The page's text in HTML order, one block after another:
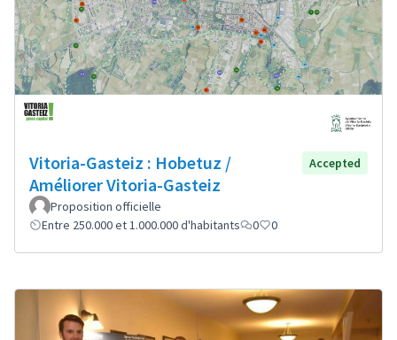
Vitoria-Gasteiz : Hobetuz /
Améliorer Vitoria-Gasteiz
Accepted
Proposition officielle
Entre 250.000 et 1.000.000 d'habitants
0 0